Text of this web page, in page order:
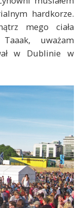
hardkorze.
mego ciała
uważam
w Dublinie w